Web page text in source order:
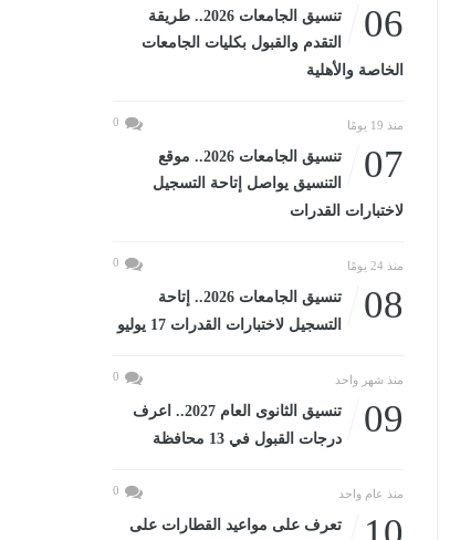
06
تنسيق الجامعات 2026.. طريقة
التقدم والقبول بكليات الجامعات
الخاصة والأهلية
منذ 19 يومًا 0
07
تنسيق الجامعات 2026.. موقع
التنسيق يواصل إتاحة التسجيل
لاختبارات القدرات
منذ 24 يومًا 0
08
تنسيق الجامعات 2026.. إتاحة
التسجيل لاختبارات القدرات 17 يوليو
منذ شهر واحد 0
09
تنسيق الثانوى العام 2027.. اعرف
درجات القبول في 13 محافظة
منذ عام واحد 0
تعرف على مواعيد القطارات على